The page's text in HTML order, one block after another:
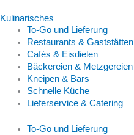
Kulinarisches
To-Go und Lieferung
Restaurants & Gaststätten
Cafés & Eisdielen
Bäckereien & Metzgereien
Kneipen & Bars
Schnelle Küche
Lieferservice & Catering
To-Go und Lieferung